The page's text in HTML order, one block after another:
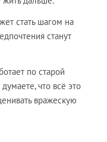
стать шагом на
станут
по старой
что всё это
вражескую